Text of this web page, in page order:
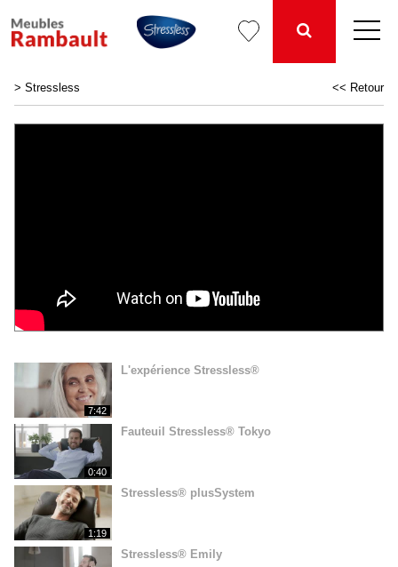
> Stressless << Retour
7:42
L'expérience Stressless®
0:40
Fauteuil Stressless® Tokyo
1:19
Stressless® plusSystem
Stressless® Emily